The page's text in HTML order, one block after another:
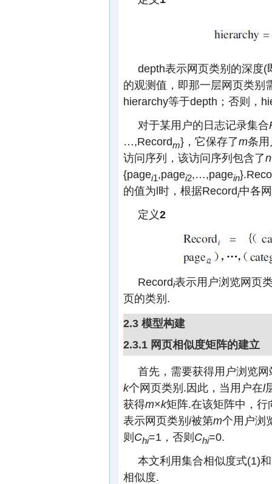
depth表示网页类别的深度
的观测值，即那一层网页类别
hierarchy等于depth；否则，
对于某用户的日志记录集合
…,Recordm}，它保存了m条
访问序列，该访问序列包含了n
{pagei1,pagei2,…,pagein
的值为l时，根据Recordi中各
定义2
Recordi表示用户浏览网页
页的类别.
2.3 模型构建
2.3.1 网页相似度矩阵的建立
首先，需要获得用户浏览
k个网页类别.因此，当用户在l
获得m×k矩阵.在该矩阵中，行
表示网页类别i被第m个用户浏
则 Chi=1，否则 Chi=0.
本文利用集合相似度式(1)
相似度.